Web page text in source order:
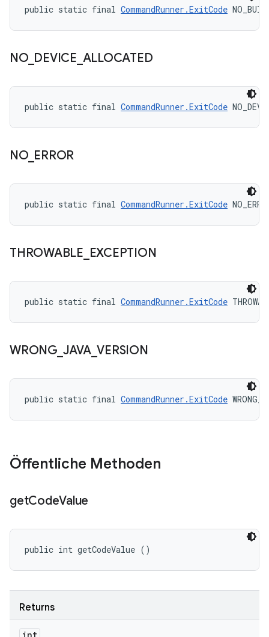
public static final CommandRunner.ExitCode
NO_ DEVICE ALLOCATED
public static final CommandRunner.ExitCode
NO_ ERROR
public static final CommandRunner.ExitCode
THROWABLE EXCEPTION
public static final CommandRunner.ExitCode
WRONG_ JAVA_VERSION
public static final CommandRunner.ExitCode
Öffentliche Methoden
getCodeValue
public int getCodeValue ()
Returns